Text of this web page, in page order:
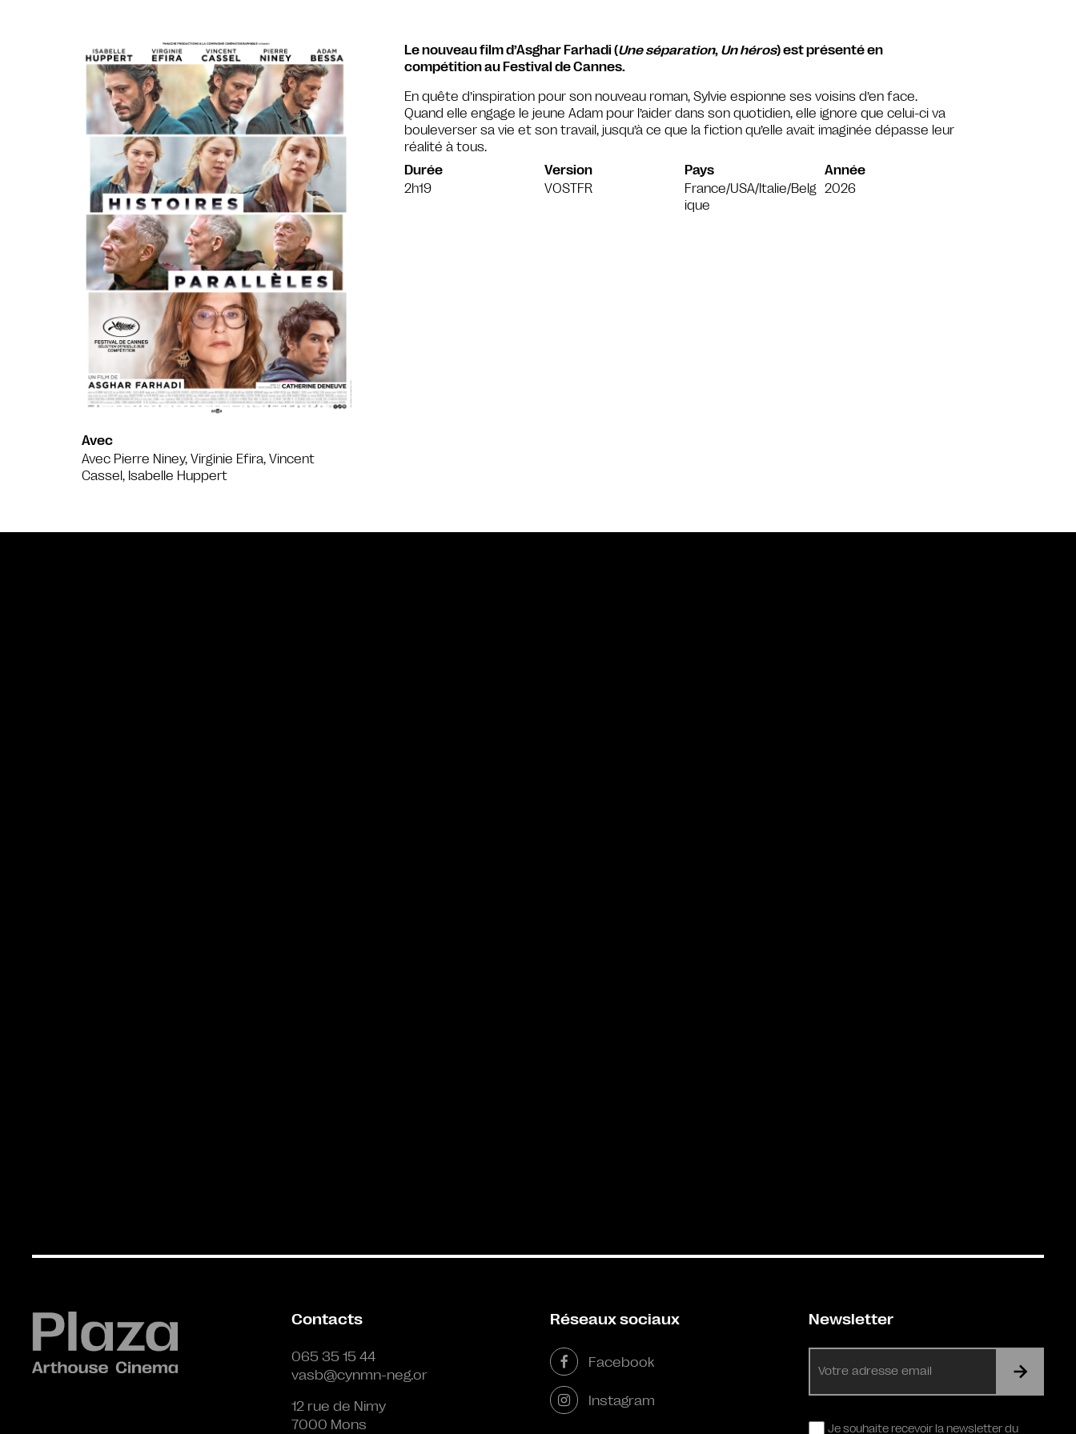
Avec
Avec Pierre Niney, Virginie Efira, Vincent
Cassel, Isabelle Huppert
Le nouveau film d’Asghar Farhadi (Une séparation, Un héros) est présenté en
compétition au Festival de Cannes.
En quête d’inspiration pour son nouveau roman, Sylvie espionne ses voisins d’en face.
Quand elle engage le jeune Adam pour l’aider dans son quotidien, elle ignore que celui-ci va
bouleverser sa vie et son travail, jusqu’à ce que la fiction qu’elle avait imaginée dépasse leur
réalité à tous.
Durée
2h19
Version
VOSTFR
Pays
France/USA/Italie/Belg
ique
Année
2026
Contacts
065 35 15 44
vasb@cynmn-neg.or
12 rue de Nimy
7000 Mons
Réseaux sociaux
Facebook
Instagram
Newsletter
mail
RGPDJe souhaite recevoir la newsletter du